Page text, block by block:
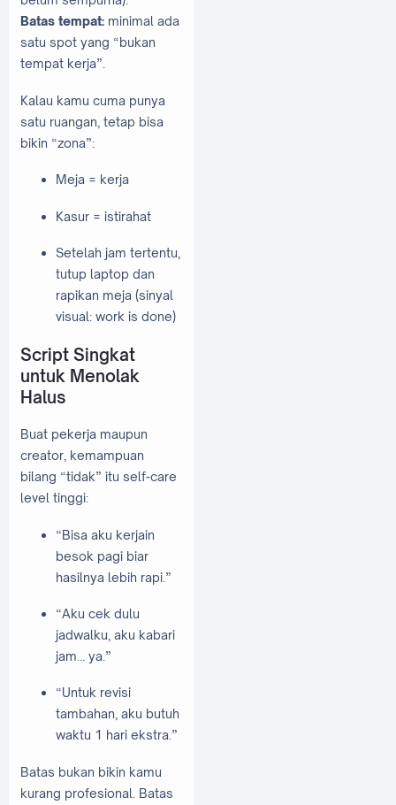
Batas tempat: minimal ada
satu spot yang “bukan
tempat kerja”.
Kalau kamu cuma punya
satu ruangan, tetap bisa
bikin “zona”:
Meja = kerja
Kasur = istirahat
Setelah jam tertentu,
tutup laptop dan
rapikan meja (sinyal
visual: work is done)
Script Singkat
untuk Menolak
Halus
Buat pekerja maupun
creator, kemampuan
bilang “tidak” itu self-care
level tinggi:
“Bisa aku kerjain
besok pagi biar
hasilnya lebih rapi.”
“Aku cek dulu
jadwalku, aku kabari
jam… ya.”
“Untuk revisi
tambahan, aku butuh
waktu 1 hari ekstra.”
Batas bukan bikin kamu
kurang profesional. Batas